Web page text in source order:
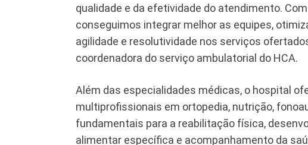
qualidade e da efetividade do atendimento.
conseguimos integrar melhor as equipes,
agilidade e resolutividade nos serviços
coordenadora do serviço ambulatorial do HCA.
Além das especialidades médicas, o hospital
multiprofissionais em ortopedia, nutrição,
fundamentais para a reabilitação física,
alimentar específica e acompanhamento da